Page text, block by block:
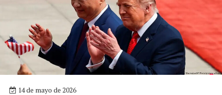
14 de mayo de 2026